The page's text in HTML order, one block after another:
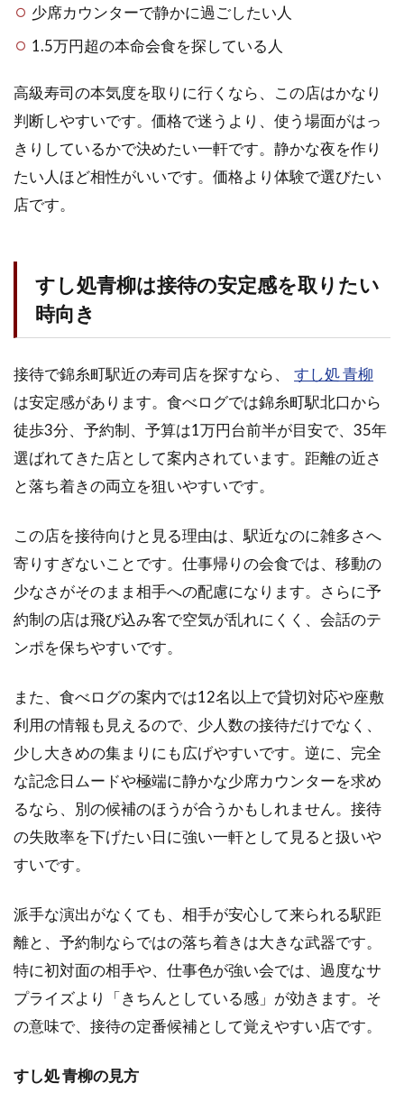
少席カウンターで静かに過ごしたい人
1.5万円超の本命会食を探している人
高級寿司の本気度を取りに行くなら、この店はかなり
判断しやすいです。価格で迷うより、使う場面がはっ
きりしているかで決めたい一軒です。静かな夜を作り
たい人ほど相性がいいです。価格より体験で選びたい
店です。
すし処青柳は接待の安定感を取りたい
時向き
接待で錦糸町駅近の寿司店を探すなら、
すし処 青柳
は安定感があります。食べログでは錦糸町駅北口から
徒歩3分、予約制、予算は1万円台前半が目安で、35年
選ばれてきた店として案内されています。距離の近さ
と落ち着きの両立を狙いやすいです。
この店を接待向けと見る理由は、駅近なのに雑多さへ
寄りすぎないことです。仕事帰りの会食では、移動の
少なさがそのまま相手への配慮になります。さらに予
約制の店は飛び込み客で空気が乱れにくく、会話のテ
ンポを保ちやすいです。
また、食べログの案内では12名以上で貸切対応や座敷
利用の情報も見えるので、少人数の接待だけでなく、
少し大きめの集まりにも広げやすいです。逆に、完全
な記念日ムードや極端に静かな少席カウンターを求め
るなら、別の候補のほうが合うかもしれません。接待
の失敗率を下げたい日に強い一軒として見ると扱いや
すいです。
派手な演出がなくても、相手が安心して来られる駅距
離と、予約制ならではの落ち着きは大きな武器です。
特に初対面の相手や、仕事色が強い会では、過度なサ
プライズより「きちんとしている感」が効きます。そ
の意味で、接待の定番候補として覚えやすい店です。
すし処 青柳の見方